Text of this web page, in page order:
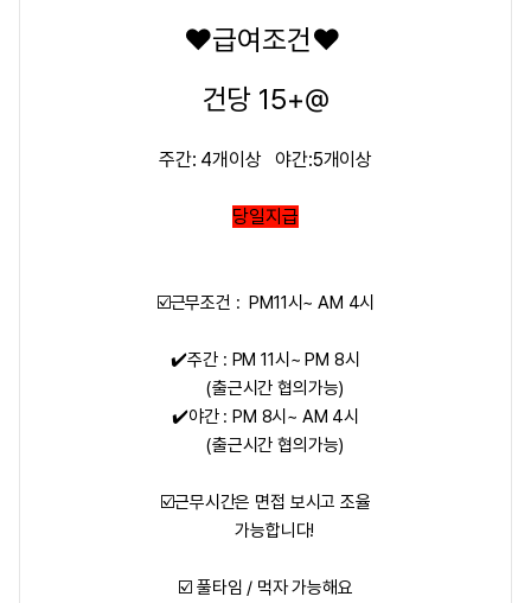
❤️급여조건❤️
건당 15+@
주간: 4개이상 야간:5개이상
당일지급
☑️근무조건 : PM11시~ AM 4시
✔️주간 : PM 11시~ PM 8시
(출근시간 협의가능)
✔️야간 : PM 8시~ AM 4시
(출근시간 협의가능)
☑️근무시간은 면접 보시고 조율
가능합니다!
☑️ 풀타임 / 먹자 가능해요